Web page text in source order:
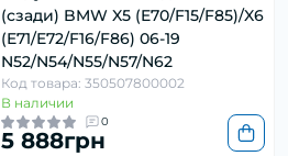
(сзади) BMW X5 (E70/F15/F85)/X6
(E71/E72/F16/F86) 06-19
N52/N54/N55/N57/N62
Код товара: 350507800002
В наличии
0
5 888грн